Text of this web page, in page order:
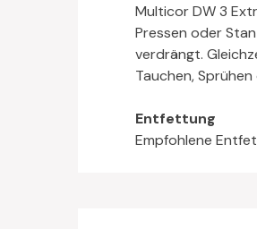
Multicor DW 3
Pressen oder
verdrängt.
Tauchen,
Entfettung
Empfohlene